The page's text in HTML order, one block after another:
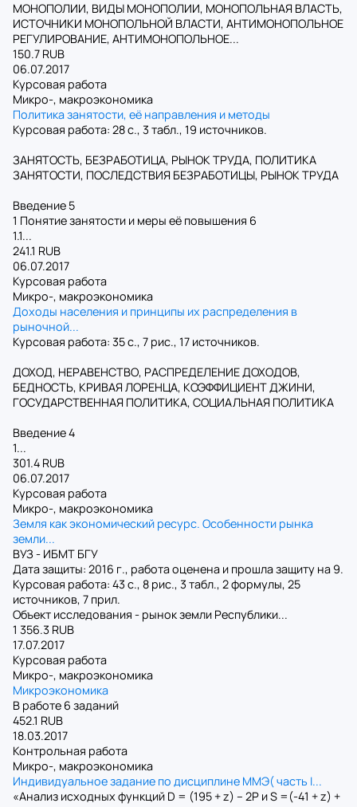
МОНОПОЛИИ, ВИДЫ МОНОПОЛИИ, МОНОПОЛЬНАЯ ВЛАСТЬ,
ИСТОЧНИКИ МОНОПОЛЬНОЙ ВЛАСТИ, АНТИМОНОПОЛЬНОЕ
РЕГУЛИРОВАНИЕ, АНТИМОНОПОЛЬНОЕ...
150.7 RUB
06.07.2017
Курсовая работа
Микро-, макроэкономика
Политика занятости, её направления и методы
Курсовая работа: 28 с., 3 табл., 19 источников.
ЗАНЯТОСТЬ, БЕЗРАБОТИЦА, РЫНОК ТРУДА, ПОЛИТИКА
ЗАНЯТОСТИ, ПОСЛЕДСТВИЯ БЕЗРАБОТИЦЫ, РЫНОК ТРУДА
Введение 5
1 Понятие занятости и меры её повышения 6
1.1...
241.1 RUB
06.07.2017
Курсовая работа
Микро-, макроэкономика
Доходы населения и принципы их распределения в
рыночной...
Курсовая работа: 35 с., 7 рис., 17 источников.
ДОХОД, НЕРАВЕНСТВО, РАСПРЕДЕЛЕНИЕ ДОХОДОВ,
БЕДНОСТЬ, КРИВАЯ ЛОРЕНЦА, КОЭФФИЦИЕНТ ДЖИНИ,
ГОСУДАРСТВЕННАЯ ПОЛИТИКА, СОЦИАЛЬНАЯ ПОЛИТИКА
Введение 4
1...
301.4 RUB
06.07.2017
Курсовая работа
Микро-, макроэкономика
Земля как экономический ресурс. Особенности рынка
земли...
ВУЗ - ИБМТ БГУ
Дата защиты: 2016 г., работа оценена и прошла защиту на 9.
Курсовая работа: 43 с., 8 рис., 3 табл., 2 формулы, 25
источников, 7 прил.
Объект исследования - рынок земли Республики...
1 356.3 RUB
17.07.2017
Курсовая работа
Микро-, макроэкономика
Микроэкономика
В работе 6 заданий
452.1 RUB
18.03.2017
Контрольная работа
Микро-, макроэкономика
Индивидуальное задание по дисциплине ММЭ( часть I...
«Анализ исходных функций D = (195 + z) – 2P и S =(-41 + z) +